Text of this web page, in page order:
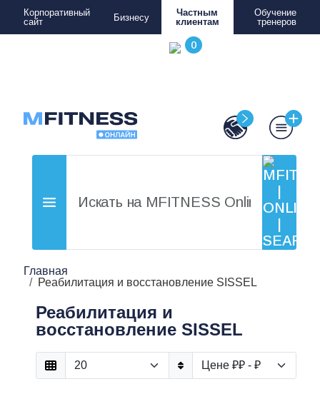
Корпоративный
сайт
Бизнесу
Частным
клиентам
Обучение
тренеров
Главная
Реабилитация и восстановление SISSEL
Реабилитация и
восстановление SISSEL